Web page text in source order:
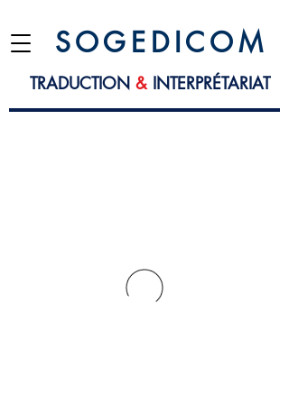
S O G E D I C O M
TRADUCTION &INTERPRÉTARIAT